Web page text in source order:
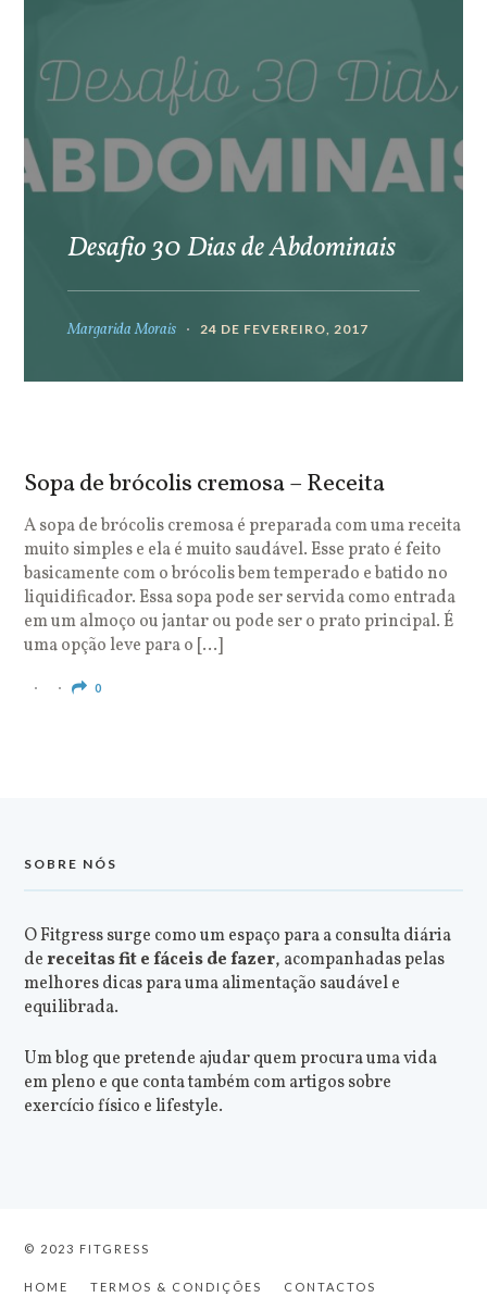
Desafio 30 Dias de Abdominais
Margarida Morais 24 DE FEVEREIRO, 2017
Sopa de brócolis cremosa – Receita
A sopa de brócolis cremosa é preparada com uma receita
muito simples e ela é muito saudável. Esse prato é feito
basicamente com o brócolis bem temperado e batido no
liquidificador. Essa sopa pode ser servida como entrada
em um almoço ou jantar ou pode ser o prato principal. É
uma opção leve para o […]
0
SOBRE NÓS
O Fitgress surge como um espaço para a consulta diária
dereceitas fit e fáceis de fazer, acompanhadas pelas
melhores dicas para uma alimentação saudável e
equilibrada.
Um blog que pretende ajudar quem procura uma vida
em pleno e que conta também com artigos sobre
exercício físico e lifestyle.
© 2023 FITGRESS
HOME TERMOS & CONDIÇÕES CONTACTOS